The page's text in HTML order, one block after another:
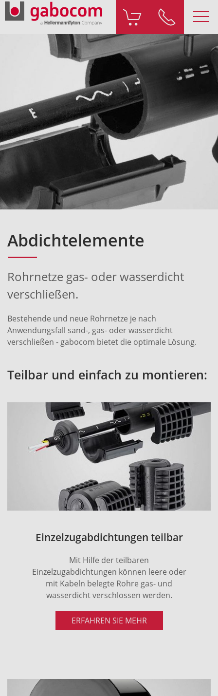
Abdichtelemente
Rohrnetze gas- oder wasserdicht
verschließen.
Bestehende und neue Rohrnetze je nach
Anwendungsfall sand-, gas- oder wasserdicht
verschließen - gabocom bietet die optimale Lösung.
Teilbar und einfach zu montieren:
Einzelzugabdichtungen teilbar
Mit Hilfe der teilbaren
Einzelzugabdichtungen können leere oder
mit Kabeln belegte Rohre gas- und
wasserdicht verschlossen werden.
ERFAHREN SIE MEHR